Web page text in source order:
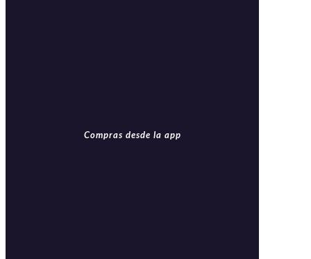
Compras desde la app